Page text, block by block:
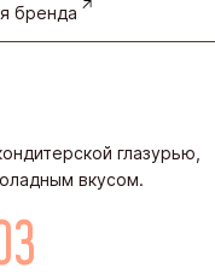
бренда
глазурью,
вкусом.